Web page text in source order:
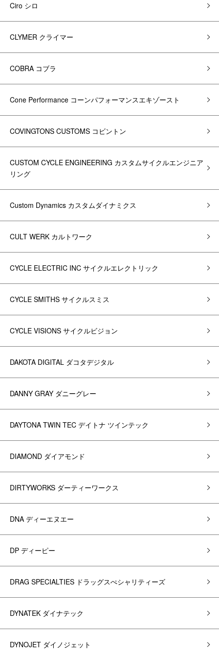
Ciro シロ
CLYMER クライマー
COBRA コブラ
Cone Performance コーンパフォーマンスエキゾースト
COVINGTONS CUSTOMS コビントン
CUSTOM CYCLE ENGINEERING カスタムサイクルエンジニア
リング
Custom Dynamics カスタムダイナミクス
CULT WERK カルトワーク
CYCLE ELECTRIC INC サイクルエレクトリック
CYCLE SMITHS サイクルスミス
CYCLE VISIONS サイクルビジョン
DAKOTA DIGITAL ダコタデジタル
DANNY GRAY ダニーグレー
DAYTONA TWIN TEC デイトナ ツインテック
DIAMOND ダイアモンド
DIRTYWORKS ダーティーワークス
DNA ディーエヌエー
DP ディーピー
DRAG SPECIALTIES ドラッグスぺシャリティーズ
DYNATEK ダイナテック
DYNOJET ダイノジェット